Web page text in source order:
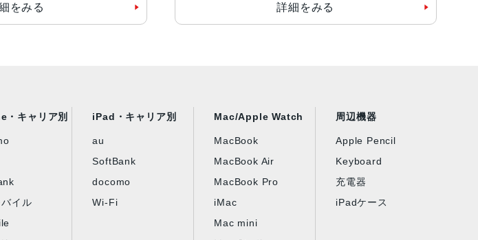
をみる 詳細をみる
・キャリア別
イル
iPad・キャリア別
au
SoftBank
docomo
Wi-Fi
Mac/Apple Watch
MacBook
MacBook Air
MacBook Pro
iMac
Mac mini
周辺機器
Apple Pencil
Keyboard
充電器
iPadケース